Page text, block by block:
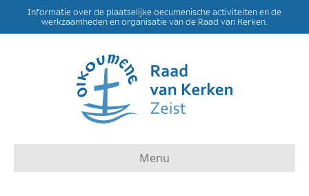
Informatie over de plaatselijke oecumenische activiteiten en de
werkzaamheden en organisatie van de Raad van Kerken.
Menu